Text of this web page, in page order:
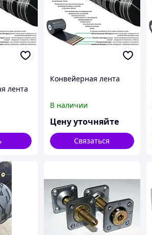
лента
Конвейерная лента
В наличии
Цену уточняйте
Связаться